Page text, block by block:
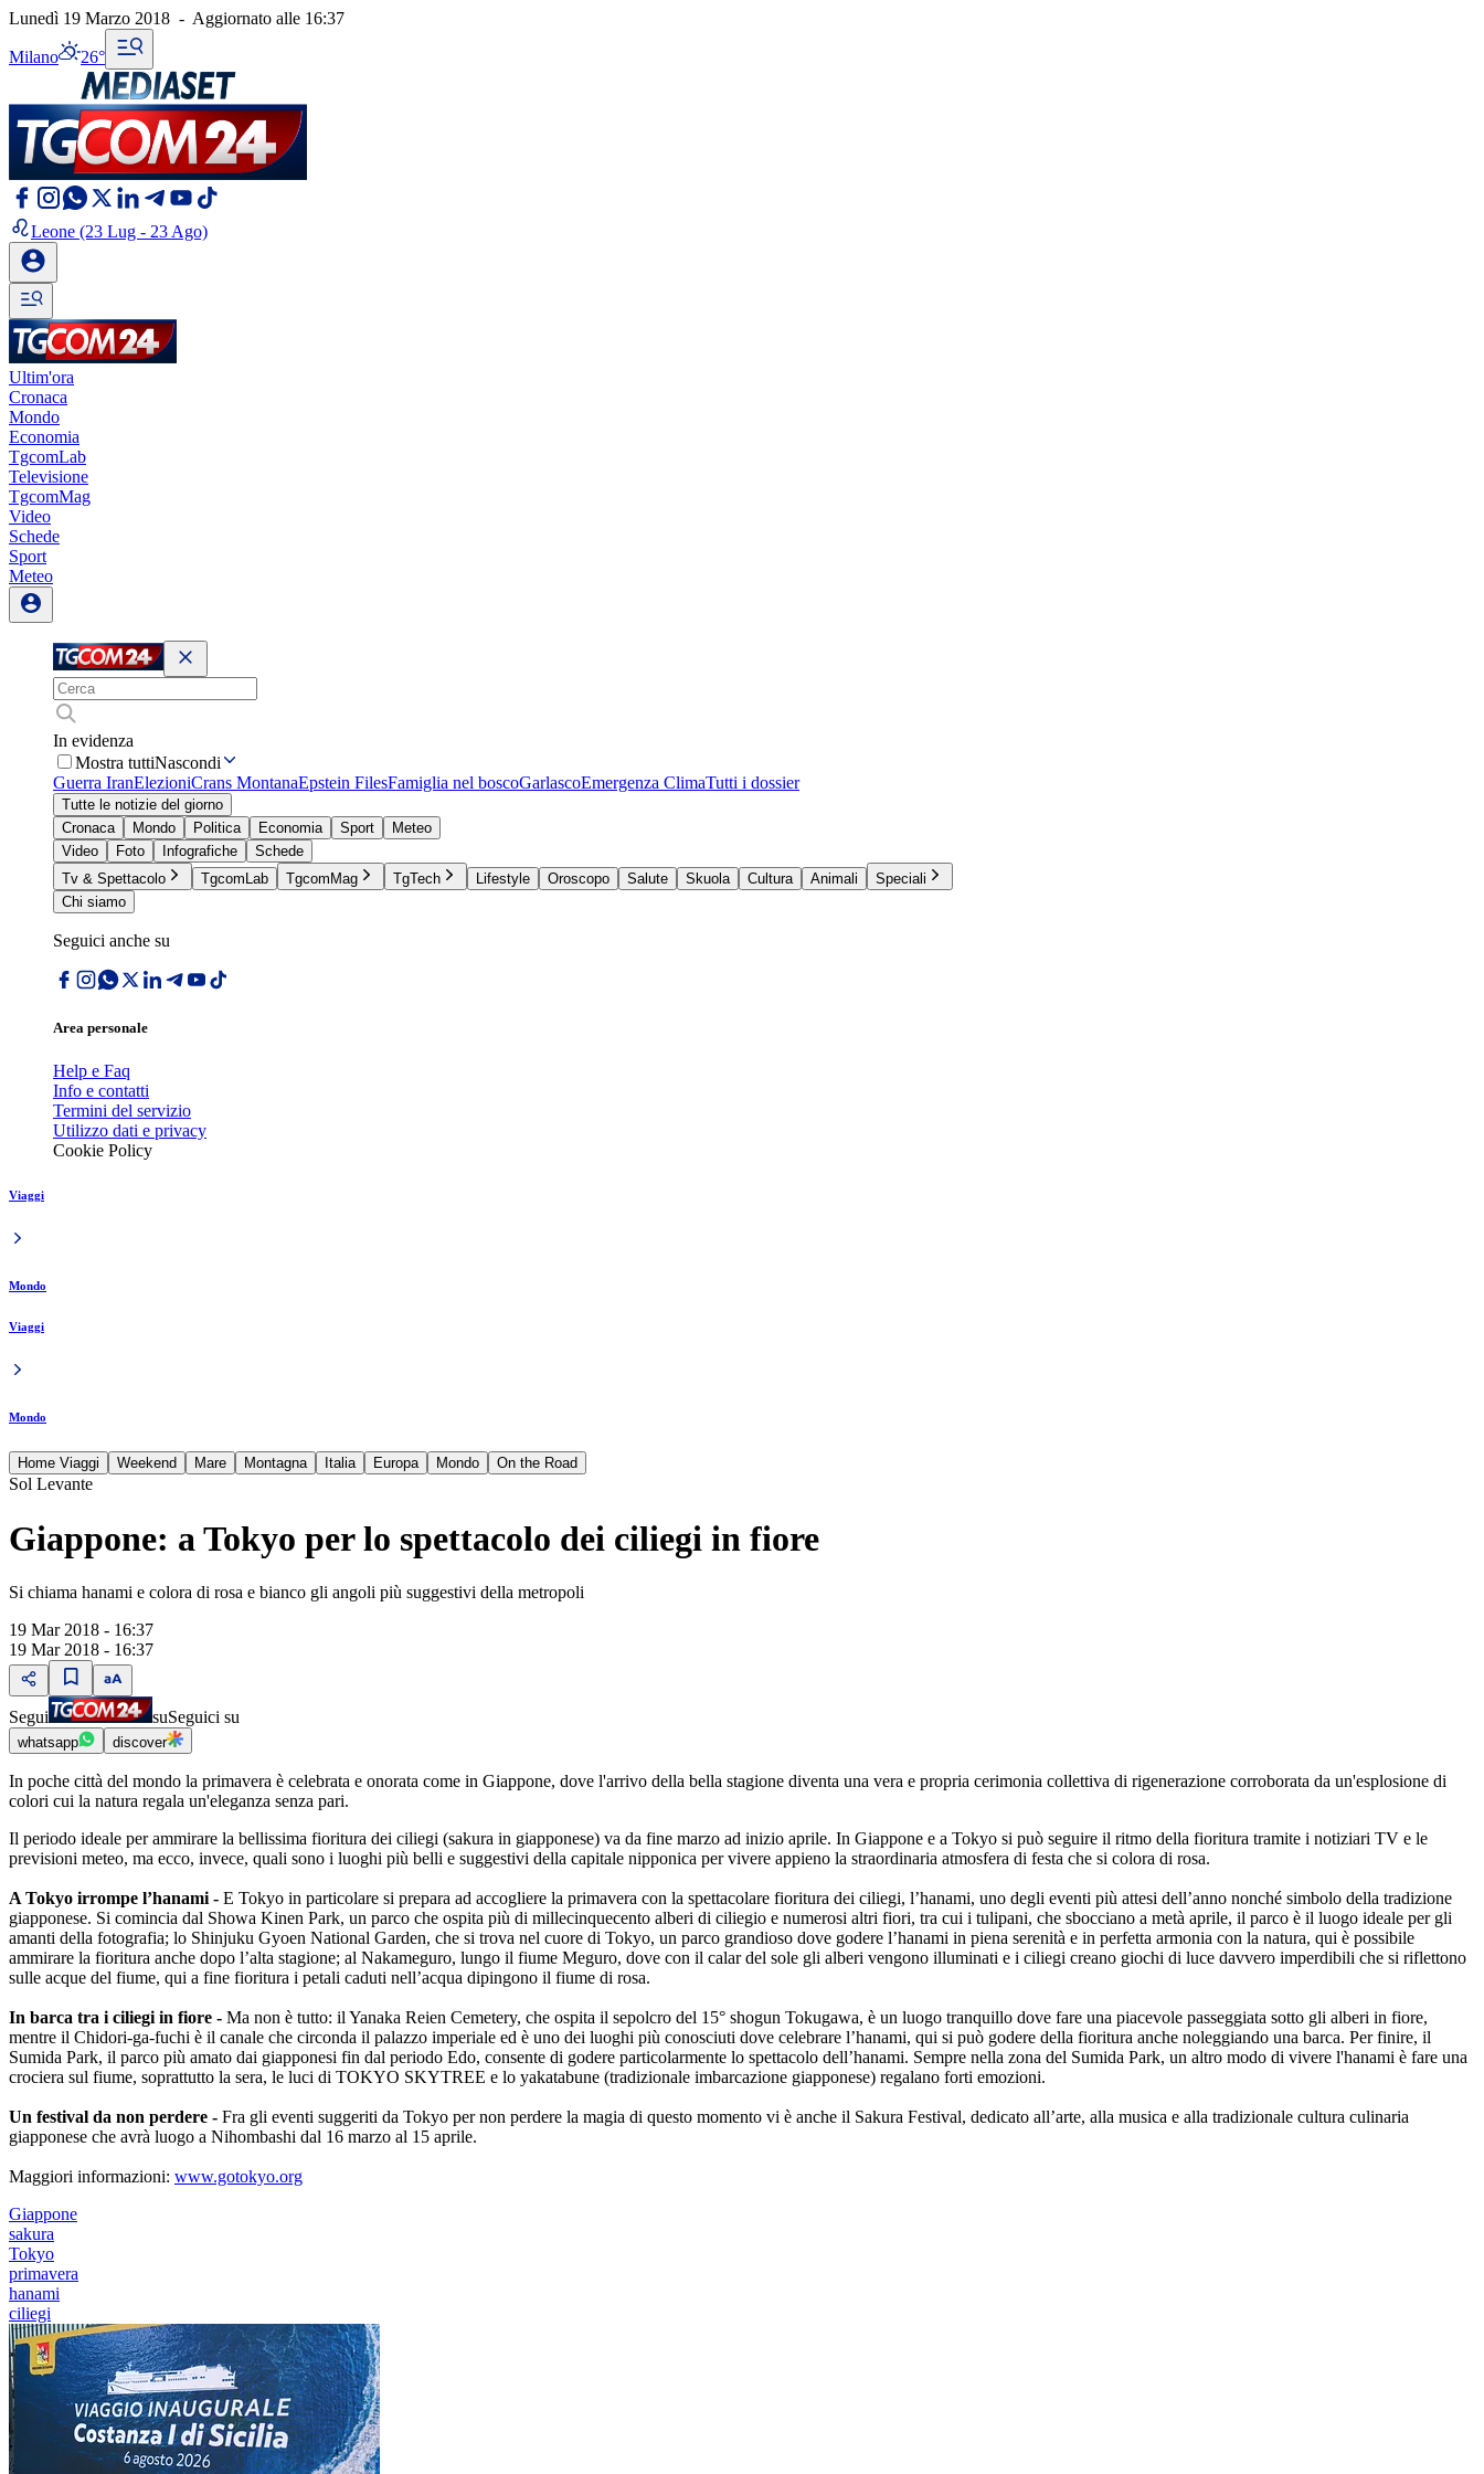
Lunedì 19 Marzo 2018 - Aggiornato alle 16:37
Milano 26°
Leone (23 Lug - 23 Ago)
Ultim'ora
Cronaca
Mondo
Economia
TgcomLab
Televisione
TgcomMag
Video
Schede
Sport
Meteo
In evidenza
Mostra tuttiNascondi
Guerra IranElezioniCrans MontanaEpstein FilesFamiglia nel boscoGarlascoEmergenza ClimaTutti i dossier
Tutte le notizie del giorno
Cronaca
Mondo Politica Economia Sport
Meteo
Video
Foto Infografiche
Schede
Tv & Spettacolo
TgcomLab TgcomMag TgTech Lifestyle Oroscopo Salute Skuola Cultura Animali
Speciali
Chi siamo
Seguici anche su
Area personale
Help e Faq
Info e contatti
Termini del servizio
Utilizzo dati e privacy
Cookie Policy
Viaggi
Mondo
Viaggi
Mondo
Home Viaggi Weekend Mare Montagna Italia Europa Mondo On the Road
Sol Levante
Giappone: a Tokyo per lo spettacolo dei ciliegi in fiore
Si chiama hanami e colora di rosa e bianco gli angoli più suggestivi della metropoli
19 Mar 2018 - 16:37
19 Mar 2018 - 16:37
Segui suSeguici su
whatsapp discover
In poche città del mondo la primavera è celebrata e onorata come in Giappone, dove l'arrivo della bella stagione diventa una vera e propria cerimonia collettiva di rigenerazione corroborata da un'esplosione di
colori cui la natura regala un'eleganza senza pari.
Il periodo ideale per ammirare la bellissima fioritura dei ciliegi (sakura in giapponese) va da fine marzo ad inizio aprile. In Giappone e a Tokyo si può seguire il ritmo della fioritura tramite i notiziari TV e le
previsioni meteo, ma ecco, invece, quali sono i luoghi più belli e suggestivi della capitale nipponica per vivere appieno la straordinaria atmosfera di festa che si colora di rosa.
A Tokyo irrompe l’hanami - E Tokyo in particolare si prepara ad accogliere la primavera con la spettacolare fioritura dei ciliegi, l’hanami, uno degli eventi più attesi dell’anno nonché simbolo della tradizione
giapponese. Si comincia dal Showa Kinen Park, un parco che ospita più di millecinquecento alberi di ciliegio e numerosi altri fiori, tra cui i tulipani, che sbocciano a metà aprile, il parco è il luogo ideale per gli
amanti della fotografia; lo Shinjuku Gyoen National Garden, che si trova nel cuore di Tokyo, un parco grandioso dove godere l’hanami in piena serenità e in perfetta armonia con la natura, qui è possibile
ammirare la fioritura anche dopo l’alta stagione; al Nakameguro, lungo il fiume Meguro, dove con il calar del sole gli alberi vengono illuminati e i ciliegi creano giochi di luce davvero imperdibili che si riflettono
sulle acque del fiume, qui a fine fioritura i petali caduti nell’acqua dipingono il fiume di rosa.
In barca tra i ciliegi in fiore - Ma non è tutto: il Yanaka Reien Cemetery, che ospita il sepolcro del 15° shogun Tokugawa, è un luogo tranquillo dove fare una piacevole passeggiata sotto gli alberi in fiore,
mentre il Chidori-ga-fuchi è il canale che circonda il palazzo imperiale ed è uno dei luoghi più conosciuti dove celebrare l’hanami, qui si può godere della fioritura anche noleggiando una barca. Per finire, il
Sumida Park, il parco più amato dai giapponesi fin dal periodo Edo, consente di godere particolarmente lo spettacolo dell’hanami. Sempre nella zona del Sumida Park, un altro modo di vivere l'hanami è fare una
crociera sul fiume, soprattutto la sera, le luci di TOKYO SKYTREE e lo yakatabune (tradizionale imbarcazione giapponese) regalano forti emozioni.
Un festival da non perdere - Fra gli eventi suggeriti da Tokyo per non perdere la magia di questo momento vi è anche il Sakura Festival, dedicato all’arte, alla musica e alla tradizionale cultura culinaria
giapponese che avrà luogo a Nihombashi dal 16 marzo al 15 aprile.
Maggiori informazioni: www.gotokyo.org
Giappone
sakura
Tokyo
primavera
hanami
ciliegi